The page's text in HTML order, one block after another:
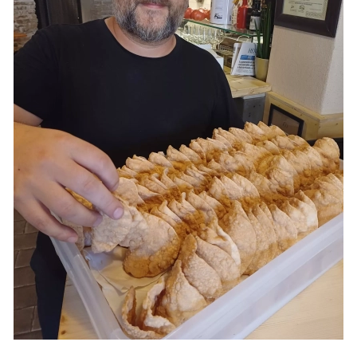
FIESTAS EN EL ALTO ARAGÓN
FIESTAS DE SAN LORENZO
CARTELERA
FARMACIAS
HORÓSCOPO
ESQUELAS
CLUB DEL AMIGO MILITANTE
INICIAR SESIÓN